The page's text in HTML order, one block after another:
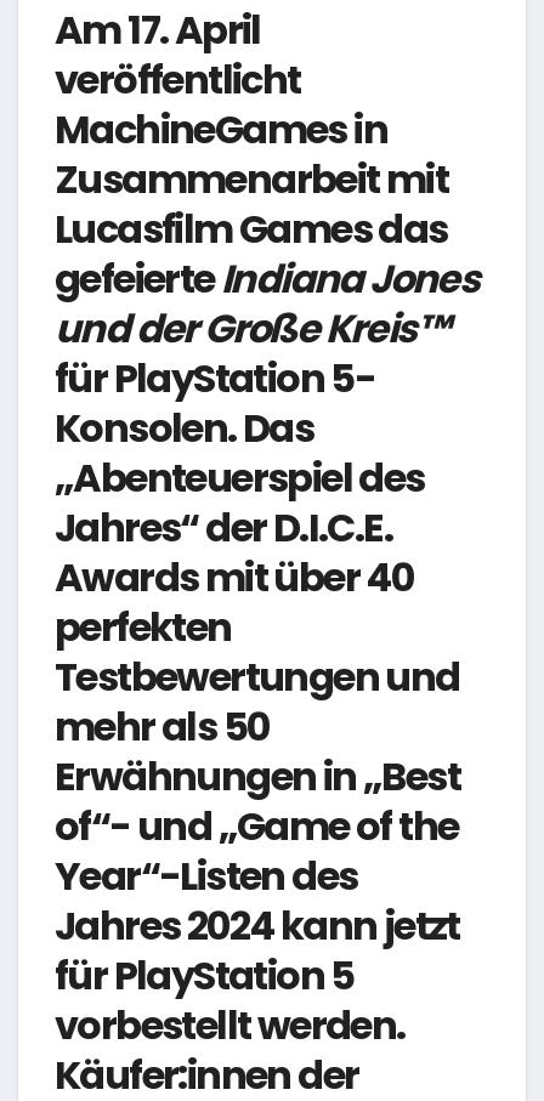
Am 17. April
veröffentlicht
MachineGames in
Zusammenarbeit mit
Lucasfilm Games das
gefeierteIndiana Jones
und der Große Kreis™
für PlayStation 5-
Konsolen. Das
„Abenteuerspiel des
Jahres“ der D.I.C.E.
Awards mit über 40
perfekten
Testbewertungen und
mehr als 50
Erwähnungen in „Best
of“- und „Game of the
Year“-Listen des
Jahres 2024 kann jetzt
für PlayStation 5
vorbestellt werden.
Käufer:innen der